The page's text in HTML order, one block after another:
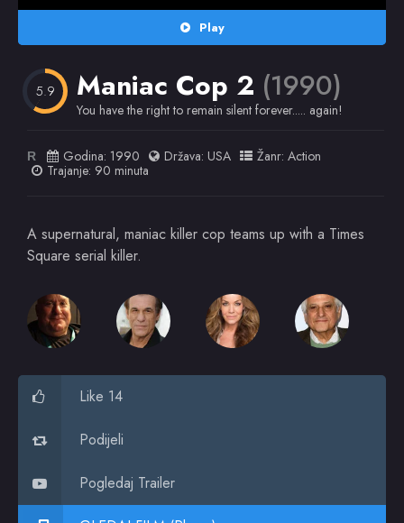
Play
5.9 Maniac Cop 2 (1990)
You have the right to remain silent forever..... again!
R Godina: 1990 Država: USA Žanr: Action
Trajanje: 90 minuta
A supernatural, maniac killer cop teams up with a Times
Square serial killer.
Like 14
Podijeli
Pogledaj Trailer